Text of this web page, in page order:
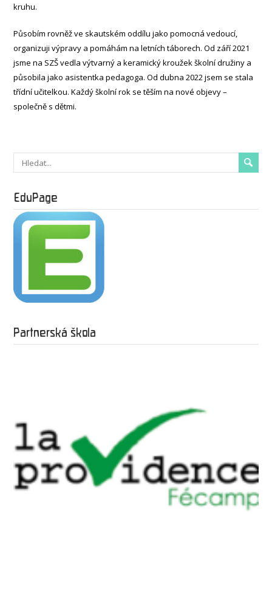
kruhu.
Působím rovněž ve skautském oddílu jako pomocná vedoucí,
organizuji výpravy a pomáhám na letních táborech. Od září 2021
jsme na SZŠ vedla výtvarný a keramický kroužek školní družiny a
působila jako asistentka pedagoga. Od dubna 2022 jsem se stala
třídní učitelkou. Každý školní rok se těším na nové objevy –
společně s dětmi.
EduPage
Partnerská škola